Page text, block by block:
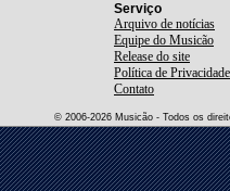
Serviço
Arquivo de notícias
Equipe do Musicão
Release do site
Política de Privacidade
Contato
© 2006-2026 Musicão - Todos os